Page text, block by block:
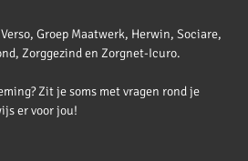
Groep Maatwerk, Herwin, Sociare,
Zorggezind en Zorgnet-Icuro.
Zit je soms met vragen rond je
er voor jou!